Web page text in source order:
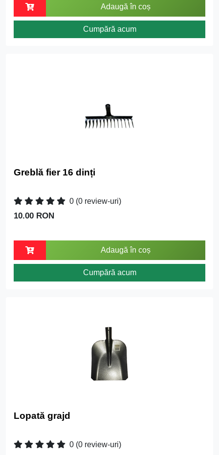
Adaugă în coș
Cumpără acum
Greblă fier 16 dinți
0 (0 review-uri)
10.00 RON
Adaugă în coș
Cumpără acum
Lopată grajd
0 (0 review-uri)